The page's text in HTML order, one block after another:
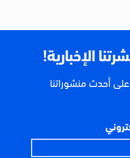
الإخبارية!
أحدث منشوراتنا